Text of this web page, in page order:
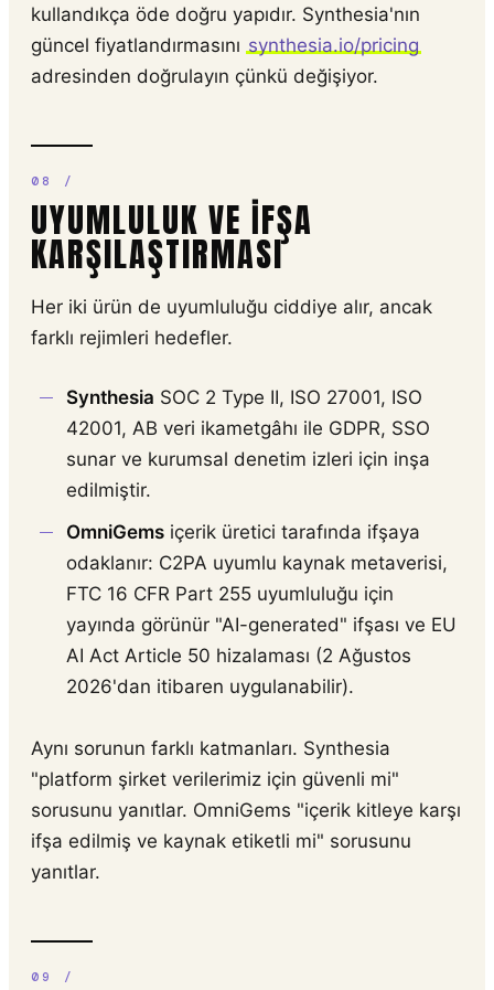
kullandıkça öde doğru yapıdır. Synthesia'nın
güncel fiyatlandırmasını synthesia.io/pricing
adresinden doğrulayın çünkü değişiyor.
UYUMLULUK VE IFŞA
KARŞILAŞTIRMASI
Her iki ürün de uyumluluğu ciddiye alır, ancak
farklı rejimleri hedefler.
Synthesia SOC 2 Type II, ISO 27001, ISO
42001, AB veri ikametgâhı ile GDPR, SSO
sunar ve kurumsal denetim izleri için inşa
edilmiştir.
OmniGems içerik üretici tarafında ifşaya
odaklanır: C2PA uyumlu kaynak metaverisi,
FTC 16 CFR Part 255 uyumluluğu için
yayında görünür "AI-generated" ifşası ve EU
AI Act Article 50 hizalaması (2 Ağustos
2026'dan itibaren uygulanabilir).
Aynı sorunun farklı katmanları. Synthesia
"platform şirket verilerimiz için güvenli mi"
sorusunu yanıtlar. OmniGems "içerik kitleye karşı
ifşa edilmiş ve kaynak etiketli mi" sorusunu
yanıtlar.